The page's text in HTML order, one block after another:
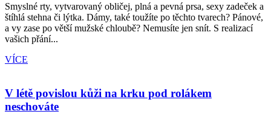
Smyslné rty, vytvarovaný obličej, plná a pevná prsa, sexy zadeček a
štíhlá stehna či lýtka. Dámy, také toužíte po těchto tvarech? Pánové,
a vy zase po větší mužské chloubě? Nemusíte jen snít. S realizací
vašich přání...
VÍCE
V létě povislou kůži na krku pod rolákem
neschováte